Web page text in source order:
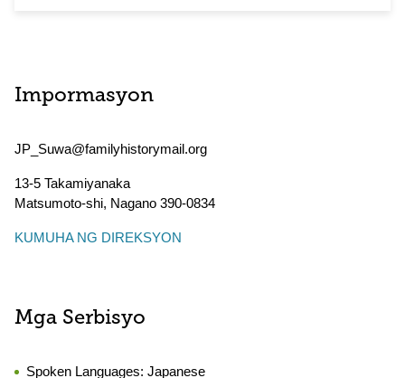
Impormasyon
JP_Suwa@familyhistorymail.org
13-5 Takamiyanaka
Matsumoto-shi, Nagano 390-0834
KUMUHA NG DIREKSYON
Mga Serbisyo
Spoken Languages: Japanese